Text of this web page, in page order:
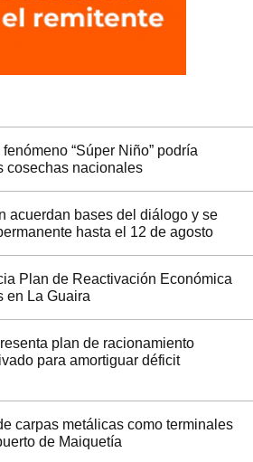
“Súper Niño” podría
cosechas nacionales
acuerdan bases del diálogo y se
hasta el 12 de agosto
Plan de Reactivación Económica
en La Guaira
plan de racionamiento
para amortiguar déficit
carpas metálicas como terminales
de Maiquetía